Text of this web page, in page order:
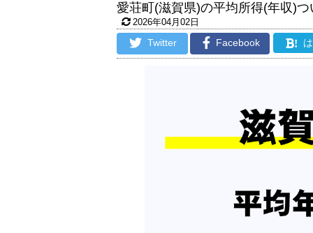
愛荘町(滋賀県)の平均所得(年収)つ
2026年04月02日
Twitter Facebook !